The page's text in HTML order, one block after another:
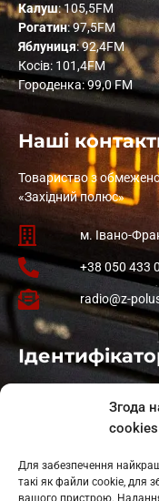
Згода
cookies
Для забезпечення
такі як файли cookie, для
вашого пристрою.
Калуш: 105,5FM
Рогатин: 97,5FM
Яблуниця: 92,4FM
Косів: 101,4FM
Городенка: 99,0 FM
Наші
Товариство з
«Західний полюс»
м. Івано-
+38 050 433
radio@z-
: L11-01410
: L11-01801
Косів: L11-01805
Гарасимів: L11-02274